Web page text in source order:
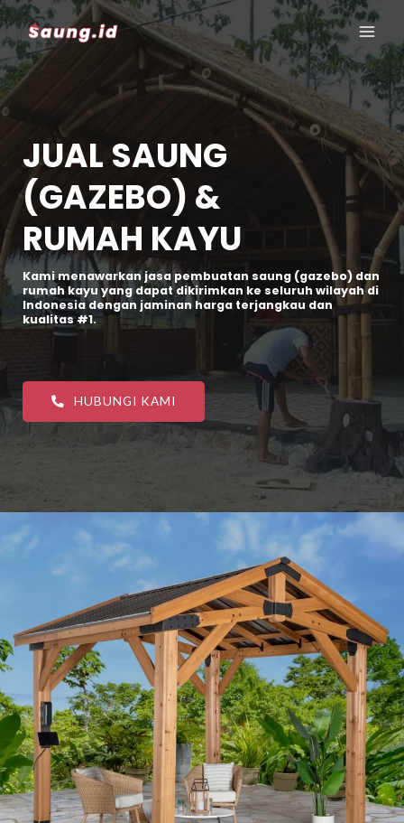
JUAL SAUNG
(GAZEBO) &
RUMAH KAYU
Kami menawarkan jasa pembuatan saung (gazebo) dan
rumah kayu yang dapat dikirimkan ke seluruh wilayah di
Indonesia dengan jaminan harga terjangkau dan
kualitas #1.
HUBUNGI KAMI